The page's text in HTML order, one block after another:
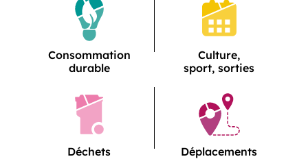
Service
Consommation
durable
Service
Culture,
sport, sorties
Service
Déchets Service
Déplacements